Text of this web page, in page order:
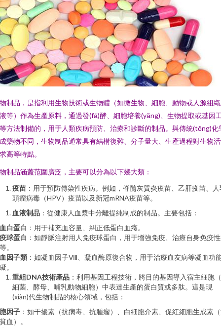
制品，是指利用生物技術或生物體（如微生物、細胞、動物或人源組
等）作為生產原料，通過發(fā)酵、細胞培養(yǎng)、生物提取或基因
方法制備的，用于人類疾病預防、治療和診斷的制品。與傳統(tǒng)化
藥物不同，生物制品通常具有結構復雜、分子量大、生產過程對生物
高等特點。
制品涵蓋范圍廣泛，主要可以分為以下幾大類：
疫苗 ：用于預防傳染性疾病。例如，脊髓灰質炎疫苗、乙肝疫苗、人
頭瘤病毒（HPV）疫苗以及新冠mRNA疫苗等。
血液制品 ：從健康人血漿中分離提純制成的制品。主要包括：
白蛋白 ：用于補充血容量、糾正低蛋白血癥。
球蛋白 ：如靜脈注射用人免疫球蛋白，用于增強免疫、治療自身免疫
。
因子類 ：如凝血因子Ⅷ、凝血酶原復合物，用于治療血友病等凝血功
。
重組DNA技術產品 ：利用基因工程技術，將目的基因導入宿主細胞
細菌、酵母、哺乳動物細胞）中表達生產的蛋白質或多肽。這是現
(xiàn)代生物制品的核心領域，包括：
因子 ：如干擾素（抗病毒、抗腫瘤）、白細胞介素、促紅細胞生成素
血）。